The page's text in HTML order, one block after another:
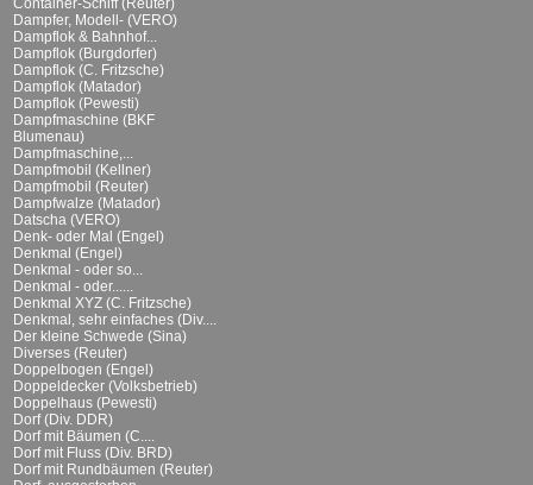
Container-Schiff (Reuter)
Dampfer, Modell- (VERO)
Dampflok & Bahnhof...
Dampflok (Burgdorfer)
Dampflok (C. Fritzsche)
Dampflok (Matador)
Dampflok (Pewesti)
Dampfmaschine (BKF
Blumenau)
Dampfmaschine,...
Dampfmobil (Kellner)
Dampfmobil (Reuter)
Dampfwalze (Matador)
Datscha (VERO)
Denk- oder Mal (Engel)
Denkmal (Engel)
Denkmal - oder so...
Denkmal - oder......
Denkmal XYZ (C. Fritzsche)
Denkmal, sehr einfaches (Div....
Der kleine Schwede (Sina)
Diverses (Reuter)
Doppelbogen (Engel)
Doppeldecker (Volksbetrieb)
Doppelhaus (Pewesti)
Dorf (Div. DDR)
Dorf mit Bäumen (C....
Dorf mit Fluss (Div. BRD)
Dorf mit Rundbäumen (Reuter)